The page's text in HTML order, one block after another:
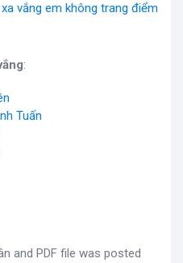
vắng em không trang điểm
:
Tuấn
and PDF file was posted